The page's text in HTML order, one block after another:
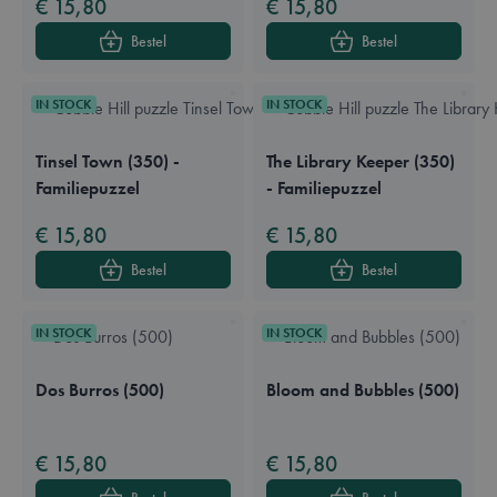
€ 15,80
Bestel
€ 15,80
Bestel
IN STOCK
Tinsel Town (350) -
Familiepuzzel
€ 15,80
Bestel
IN STOCK
The Library Keeper (350)
- Familiepuzzel
€ 15,80
Bestel
IN STOCK
Dos Burros (500)
€ 15,80
IN STOCK
Bloom and Bubbles (500)
€ 15,80